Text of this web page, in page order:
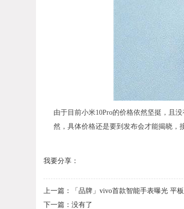
由于目前小米10Pro的价格依然坚挺，且
然，具体价格还是要到发布会才能揭晓，
我要分享：
上一篇：
「品牌」vivo首款智能手表曝光 平
下一篇： 没有了